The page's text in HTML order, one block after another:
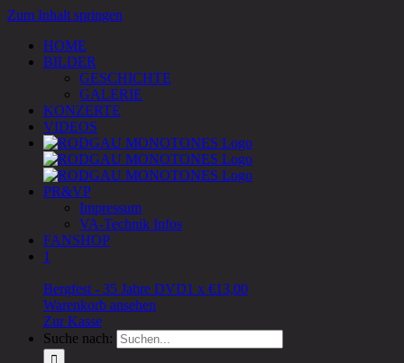
Zum Inhalt springen
HOME
BILDER
GESCHICHTE
GALERIE
KONZERTE
VIDEOS
PR&VP
Impressum
VA-Technik Infos
FANSHOP
1
Bergfest - 35 Jahre DVD1 x €13,00
Warenkorb ansehen
Zur Kasse
Suche nach: